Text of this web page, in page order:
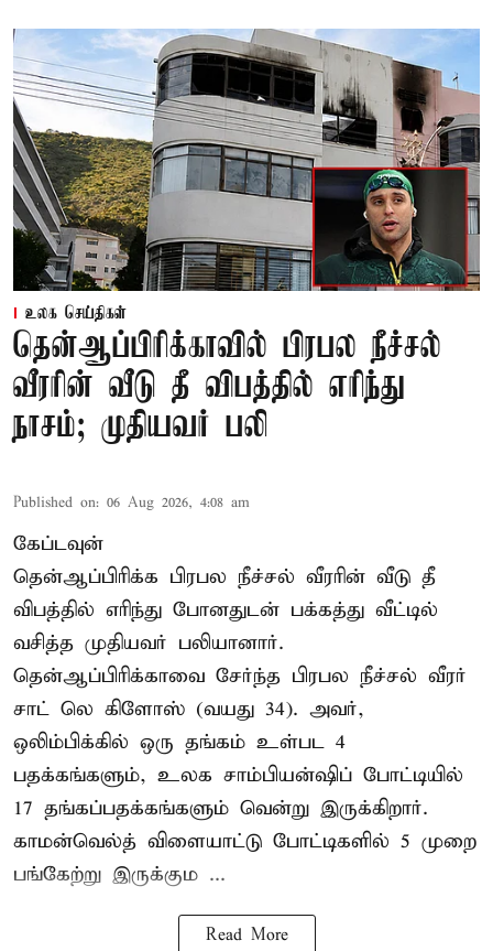
உலக செய்திகள்
தென்ஆப்பிரிக்காவில் பிரபல நீச்சல்
வீரரின் வீடு தீ விபத்தில் எரிந்து
நாசம்; முதியவர் பலி
Published on: 06 Aug 2026, 4:08 am
கேப்டவுன்
தென்ஆப்பிரிக்க பிரபல நீச்சல் வீரரின் வீடு தீ
விபத்தில் எரிந்து போனதுடன் பக்கத்து வீட்டில்
வசித்த முதியவர் பலியானார்.
தென்ஆப்பிரிக்காவை சேர்ந்த பிரபல நீச்சல் வீரர்
சாட் லெ கிளோஸ் (வயது 34). அவர்,
ஒலிம்பிக்கில் ஒரு தங்கம் உள்பட 4
பதக்கங்களும், உலக சாம்பியன்ஷிப் போட்டியில்
17 தங்கப்பதக்கங்களும் வென்று இருக்கிறார்.
காமன்வெல்த் விளையாட்டு போட்டிகளில் 5 முறை
பங்கேற்று இருக்கும ...
Read More